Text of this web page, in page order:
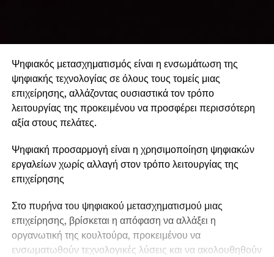
Ψηφιακός μετασχηματισμός είναι η ενσωμάτωση της
ψηφιακής τεχνολογίας σε όλους τους τομείς μιας
επιχείρησης, αλλάζοντας ουσιαστικά τον τρόπο
λειτουργίας της προκειμένου να προσφέρει περισσότερη
αξία στους πελάτες.
Ψηφιακή προσαρμογή είναι η χρησιμοποίηση ψηφιακών
εργαλείων χωρίς αλλαγή στον τρόπο λειτουργίας της
επιχείρησης
Στο πυρήνα του ψηφιακού μετασχηματισμού μιας
επιχείρησης, βρίσκεται η απόφαση να αλλάξει η
οργανωτική της κουλτούρα, προκειμένου να
ενσωματωθούν τεχνολογικές λύσεις και να ακολουθηθούν